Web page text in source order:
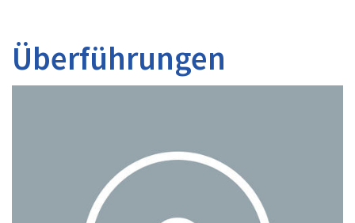
Überführungen